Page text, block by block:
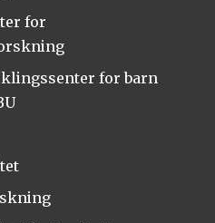
for
for barn